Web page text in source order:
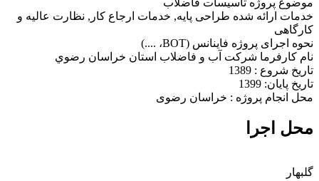
خدمات ارائه شده طراحی پایه, خدمات ارجاع کار, نظارت عالیه و
کارگاهی
نحوه اجرای پروژه فاینانس (BOT، ....)
نام كارفرما شركت آب و فاضلاب استان خراسان رضوي
تاریخ شروع : 1389
تاریخ پایان: 1399
محل انجام پروژه : خراسان رضوی
محل اجرا
گلبهار